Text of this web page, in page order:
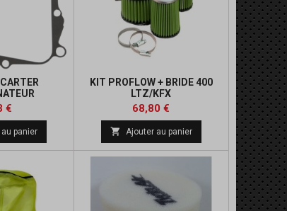
€Prix
base
panier
KIT PROFLOW + BRIDE 400
LTZ/KFX
Prix
68,80 €
base
 Ajouter au panier